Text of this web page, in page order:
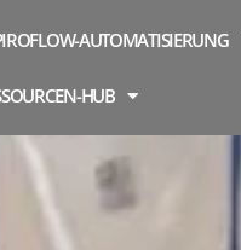
AUTOMATISIERUNG
HUB